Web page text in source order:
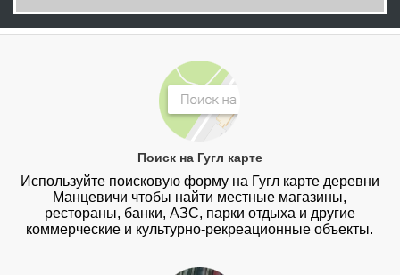
Поиск на Гугл карте
Используйте поисковую форму на Гугл карте деревни
Манцевичи чтобы найти местные магазины,
рестораны, банки, АЗС, парки отдыха и другие
коммерческие и культурно-рекреационные объекты.